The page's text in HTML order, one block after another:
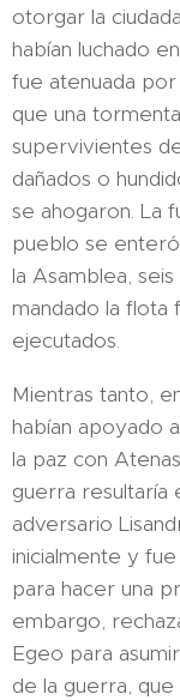
otorgar la
habían luchado
fue atenuada por
que una
supervivientes
dañados o
se ahogaron. La
pueblo se enteró
la Asamblea,
mandado la flota
ejecutados.
Mientras tanto,
habían apoyado
la paz con
guerra resultaría
adversario
inicialmente y
para hacer una
embargo,
Egeo para
de la guerra,